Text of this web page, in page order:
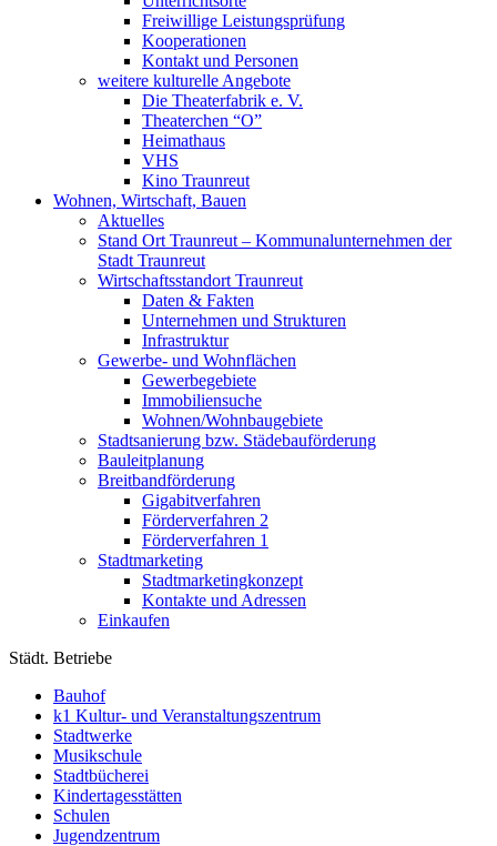
Freiwillige Leistungsprüfung
Kooperationen
Kontakt und Personen
weitere kulturelle Angebote
Die Theaterfabrik e. V.
Theaterchen “O”
Heimathaus
VHS
Kino Traunreut
Wohnen, Wirtschaft, Bauen
Aktuelles
Stand Ort Traunreut – Kommunalunternehmen der
Stadt Traunreut
Wirtschaftsstandort Traunreut
Daten & Fakten
Unternehmen und Strukturen
Infrastruktur
Gewerbe- und Wohnflächen
Gewerbegebiete
Immobiliensuche
Wohnen/Wohnbaugebiete
Stadtsanierung bzw. Städebauförderung
Bauleitplanung
Breitbandförderung
Gigabitverfahren
Förderverfahren 2
Förderverfahren 1
Stadtmarketing
Stadtmarketingkonzept
Kontakte und Adressen
Einkaufen
Städt. Betriebe
Bauhof
k1 Kultur- und Veranstaltungszentrum
Stadtwerke
Musikschule
Stadtbücherei
Kindertagesstätten
Schulen
Jugendzentrum